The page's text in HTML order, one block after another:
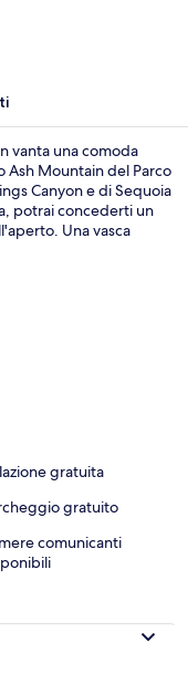
vanta una comoda
Ash Mountain del Parco
Canyon e di Sequoia
potrai concederti un
Una vasca
il personale gentile
gratuita
gratuito
comunicanti